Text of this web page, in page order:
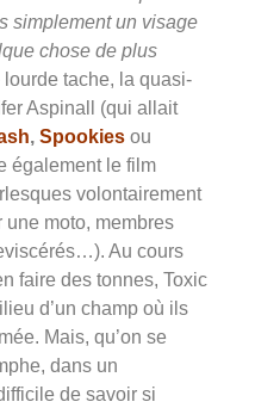
simplement un visage
chose de plus
tache, la quasi-
Aspinall (qui allait
, Spookies ou
également le film
volontairement
moto, membres
Au cours
faire des tonnes, Toxic
d’un champ où ils
Mais, qu’on se
dans un
de savoir si